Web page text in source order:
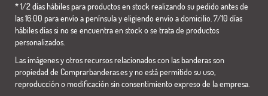
* 1/2 días hábiles para productos en stock realizando su pedido antes de
las 16:00 para envío a península y eligiendo envío a domicilio. 7/10 días
hábiles días si no se encuentra en stock o se trata de productos
personalizados.
Las imágenes y otros recursos relacionados con las banderas son
propiedad de Comprarbanderas.es y no está permitido su uso,
reproducción o modificación sin consentimiento expreso de la empresa.